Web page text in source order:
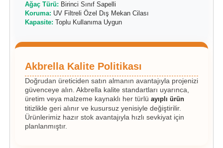
Ağaç Türü: Birinci Sınıf Sapelli
Koruma: UV Filtreli Özel Dış Mekan Cilası
Kapasite: Toplu Kullanıma Uygun
Akbrella Kalite Politikası
Doğrudan üreticiden satın almanın avantajıyla projenizi
güvenceye alın. Akbrella kalite standartları uyarınca,
üretim veya malzeme kaynaklı her türlü ayıplı ürün
titizlikle geri alınır ve kusursuz yenisiyle değiştirilir.
Ürünlerimiz hazır stok avantajıyla hızlı sevkiyat için
planlanmıştır.